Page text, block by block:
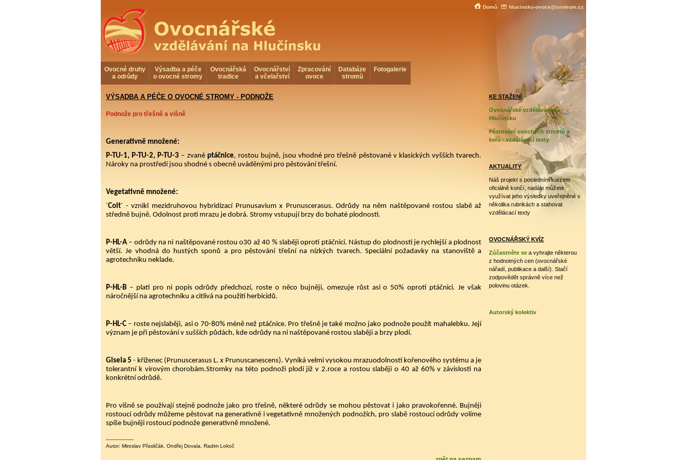
Domů hlucinsko-ovoce@centrum.cz
Ovocné druhy
a odrůdy
Výsadba a péče
o ovocné stromy
Ovocnářská
tradice
Ovocnářství
a včelařství
Zpracování
ovoce
Databáze
stromů
Fotogalerie
VÝSADBA A PÉČE O OVOCNÉ STROMY - PODNOŽE
Podnože pro třešně a višně
Generativně množené:
P-TU-1, P-TU-2, P-TU-3 – zvané ptáčnice, rostou bujně, jsou vhodné pro třešně pěstované v klasických vyšších tvarech.
Nároky na prostředí jsou shodné s obecně uváděnými pro pěstování třešní.
Vegetativně množené:
´Colt´ - vznikl mezidruhovou hybridizací Prunusavium x Prunuscerasus. Odrůdy na něm naštěpované rostou slabě až
středně bujně. Odolnost proti mrazu je dobrá. Stromy vstupují brzy do bohaté plodnosti.
P-HL-A – odrůdy na ni naštěpované rostou o30 až 40 % slaběji oproti ptáčnici. Nástup do plodnosti je rychlejší a plodnost
větší. Je vhodná do hustých sponů a pro pěstování třešní na nízkých tvarech. Speciální požadavky na stanoviště a
agrotechniku neklade.
P-HL-B – platí pro ni popis odrůdy předchozí, roste o něco bujněji, omezuje růst asi o 50% oproti ptáčnici. Je však
náročnější na agrotechniku a citlivá na použití herbicidů.
P-HL-C – roste nejslaběji, asi o 70-80% méně než ptáčnice. Pro třešně je také možno jako podnože použít mahalebku. Její
význam je při pěstování v sušších půdách, kde odrůdy na ni naštěpované rostou slaběji a brzy plodí.
Gisela 5 - kříženec (Prunuscerasus L. x Prunuscanescens). Vyniká velmi vysokou mrazuodolností kořenového systému a je
tolerantní k virovým chorobám.Stromky na této podnoži plodí již v 2.roce a rostou slaběji o 40 až 60% v závislosti na
konkrétní odrůdě.
Pro višně se používají stejně podnože jako pro třešně, některé odrůdy se mohou pěstovat i jako pravokořenné. Bujněji
rostoucí odrůdy můžeme pěstovat na generativně i vegetativně množených podnožích, pro slabě rostoucí odrůdy volíme
spíše bujněji rostoucí podnože generativně množené.
Autor: Miroslav Přasličák, Ondřej Dovala, Radim Lokoč
KE STAŽENÍ
Ovocnářské vzdělávání na
Hlučínsku
Pěstování ovocných stromů a
keřů - vzdělávací texty
AKTUALITY
Náš projekt s posledním kurzem
oficiálně končí, nadále můžete
využívat jeho výsledky uveřejněné v
několika rubrikách a stahovat
vzdělácací texty
OVOCNÁŘSKÝ KVÍZ
Zúčastněte se a vyhrajte některou
z hodnotných cen (ovocnářské
nářadí, publikace a další). Stačí
zodpovědět správně více než
polovinu otázek.
Autorský kolektiv